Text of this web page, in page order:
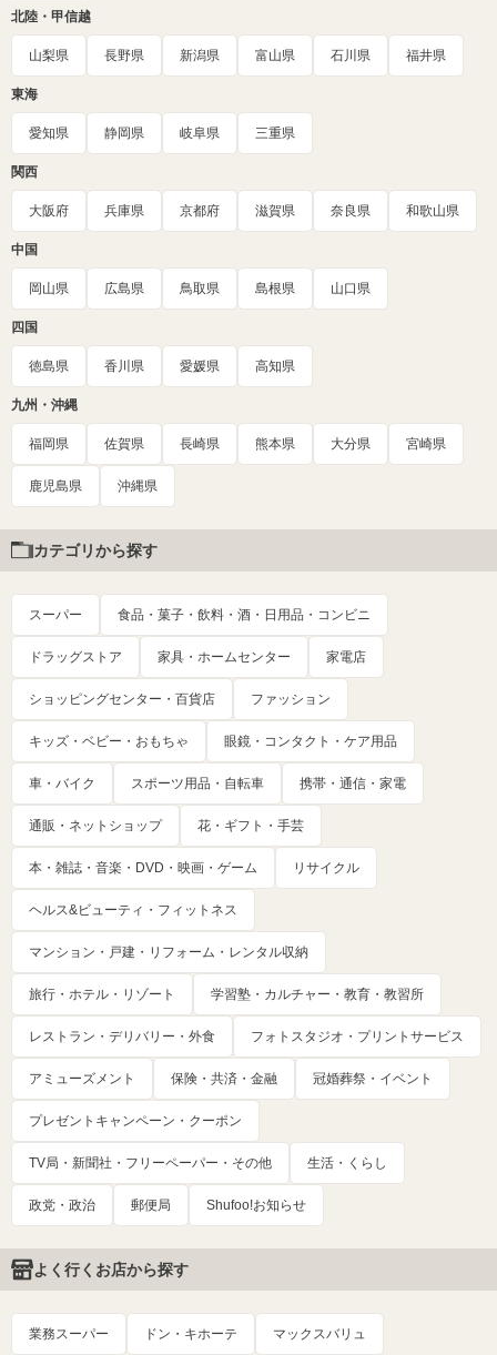
北陸・甲信越
山梨県 長野県 新潟県 富山県 石川県 福井県
東海
愛知県 静岡県 岐阜県 三重県
関西
大阪府 兵庫県 京都府 滋賀県 奈良県 和歌山県
中国
岡山県 広島県 鳥取県 島根県 山口県
四国
徳島県 香川県 愛媛県 高知県
九州・沖縄
福岡県 佐賀県 長崎県 熊本県 大分県 宮崎県
鹿児島県 沖縄県
カテゴリから探す
スーパー 食品・菓子・飲料・酒・日用品・コンビニ
ドラッグストア 家具・ホームセンター 家電店
ショッピングセンター・百貨店 ファッション
キッズ・ベビー・おもちゃ 眼鏡・コンタクト・ケア用品
車・バイク スポーツ用品・自転車 携帯・通信・家電
通販・ネットショップ 花・ギフト・手芸
本・雑誌・音楽・DVD・映画・ゲーム リサイクル
ヘルス&ビューティ・フィットネス
マンション・戸建・リフォーム・レンタル収納
旅行・ホテル・リゾート 学習塾・カルチャー・教育・教習所
レストラン・デリバリー・外食 フォトスタジオ・プリントサービス
アミューズメント 保険・共済・金融 冠婚葬祭・イベント
プレゼントキャンペーン・クーポン
TV局・新聞社・フリーペーパー・その他 生活・くらし
政党・政治 郵便局 Shufoo!お知らせ
よく行くお店から探す
業務スーパー ドン・キホーテ マックスバリュ